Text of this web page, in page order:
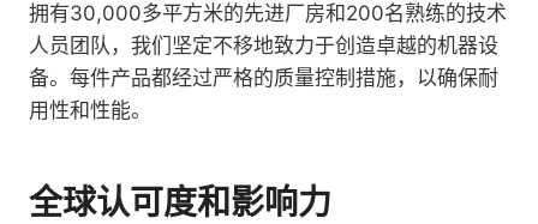
拥有30,000多平方米的先进厂房和200名熟练的技术
人员团队，我们坚定不移地致力于创造卓越的机器设
备。每件产品都经过严格的质量控制措施，以确保耐
用性和性能。
全球认可度和影响力